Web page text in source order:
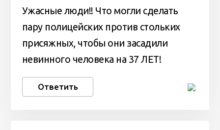
Ужасные люди!! Что могли сделать
пару полицейских против стольких
присяжных, чтобы они засадили
невинного человека на 37 ЛЕТ!
Ответить